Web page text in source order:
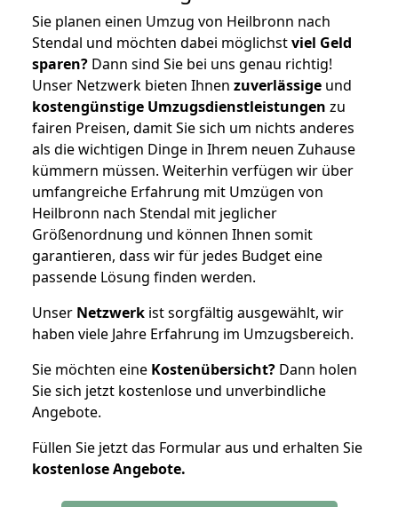
Sie planen einen Umzug von Heilbronn nach
Stendal und möchten dabei möglichstviel Geld
sparen? Dann sind Sie bei uns genau richtig!
Unser Netzwerk bieten Ihnen zuverlässige und
kostengünstige Umzugsdienstleistungen zu
fairen Preisen, damit Sie sich um nichts anderes
als die wichtigen Dinge in Ihrem neuen Zuhause
kümmern müssen. Weiterhin verfügen wir über
umfangreiche Erfahrung mit Umzügen von
Heilbronn nach Stendal mit jeglicher
Größenordnung und können Ihnen somit
garantieren, dass wir für jedes Budget eine
passende Lösung finden werden.
Unser Netzwerk ist sorgfältig ausgewählt, wir
haben viele Jahre Erfahrung im Umzugsbereich.
Sie möchten eine Kostenübersicht? Dann holen
Sie sich jetzt kostenlose und unverbindliche
Angebote.
Füllen Sie jetzt das Formular aus und erhalten Sie
kostenloseAngebote.